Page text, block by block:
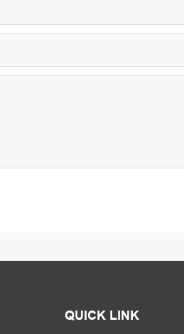
QUICK LINK